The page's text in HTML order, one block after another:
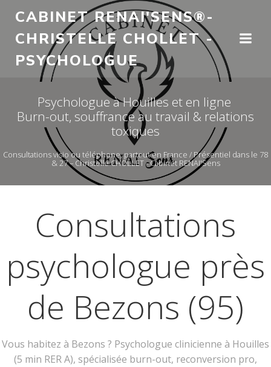
Aller
au
contenu
CABINET RENAI'SENS®-
CHRISTELLE CHOLLET -
PSYCHOLOGUE
Psychologue à Houilles et en ligne
Burn-out, souffrance au travail & relations
toxiques
Consultations visio ou téléphone, partout en France / Présentiel dans le 78
& 27 – Christelle CHOLLET - Cabinet RENAI'Sens
Consultations
psychologue près
de Bezons (95)
Vous habitez à Bezons ? Psychologue clinicienne à Houilles
(5 min RER A), spécialisée burn-out, reconversion pro,